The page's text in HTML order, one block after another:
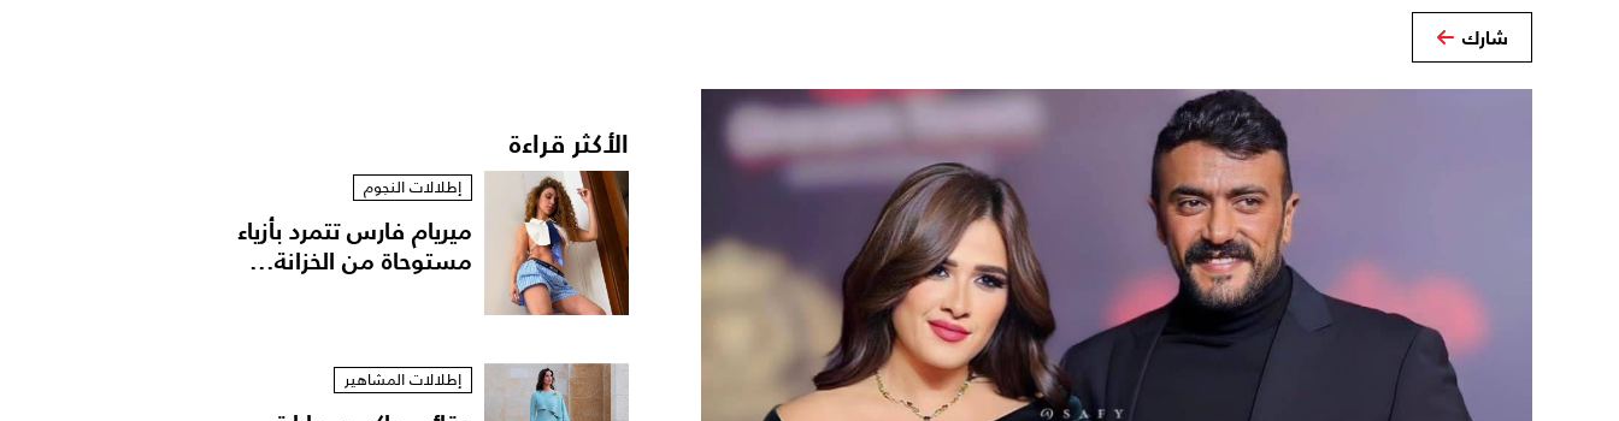
شارك
الأكثر قراءة
إطلالات النجوم
ميريام فارس تتمرد بأزياء
مستوحاة من الخزانة...
إطلالات المشاهير